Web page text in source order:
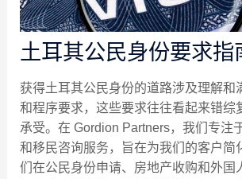
土耳其公民身份要求指
获得土耳其公民身份的道路涉及理解和
和程序要求，这些要求往往看起来错综
承受。在 Gordion Partners，我们专注
和移民咨询服务，旨在为我们的客户简
们在公民身份申请、房地产收购和外国